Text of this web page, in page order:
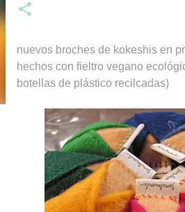
nuevos broches de kokeshis en
hechos con fieltro vegano
botellas de plástico recilcadas)